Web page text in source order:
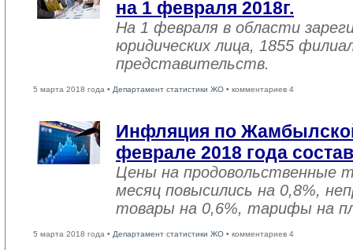
на 1 февраля 2018г.
На 1 февраля в области
юридических лица, 1855
представительств.
5 марта 2018 года • Департамент статистики ЖО • комментариев 4
Инфляция по
феврале 2018 года
Цены на продовольственные
месяц повысились на 0,8%,
товары на 0,6%, тарифы на
5 марта 2018 года • Департамент статистики ЖО • комментариев 4